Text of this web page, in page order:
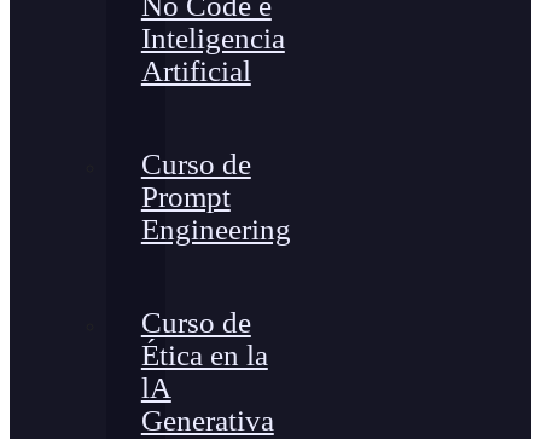
Inteligencia
Artificial
Curso de
Prompt
Engineering
Curso de
Ética en la
lA
Generativa